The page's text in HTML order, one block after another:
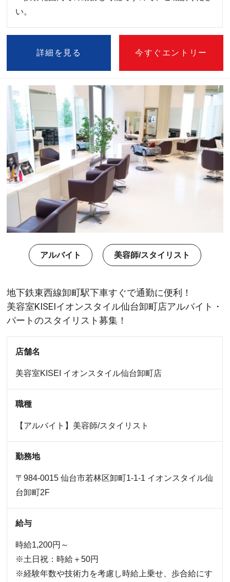
い。
詳細を見る 今すぐエントリー
アルバイト 美容師/スタイリスト
地下鉄東西線卸町駅下車すぐで通勤に便利！
美容室KISEIイオンスタイル仙台卸町店アルバイト・
パートのスタイリスト募集！
店舗名
美容室KISEI イオンスタイル仙台卸町店
職種
【アルバイト】美容師/スタイリスト
勤務地
〒984-0015 仙台市若林区卸町1-1-1 イオンスタイル仙
台卸町2F
給与
時給1,200円～
※土日祝：時給＋50円
※経験年数や技術力を考慮し時給上乗せ、歩合給にす